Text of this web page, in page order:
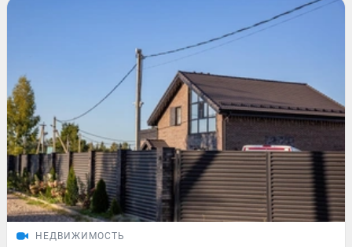
НЕДВИЖИМОСТЬ